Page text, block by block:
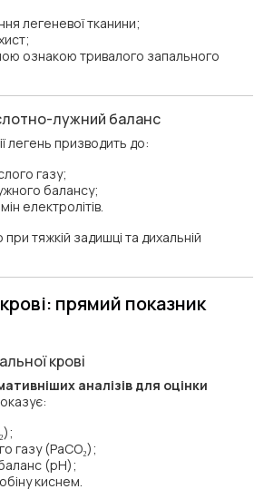
легеневої тканини;
ознакою тривалого запального
лужний баланс
легень призводить до:
газу;
балансу;
електролітів.
тяжкій задишці та дихальній
прямий показник
крові
аналізів для оцінки
газу (PaCO₂);
(pH);
киснем.